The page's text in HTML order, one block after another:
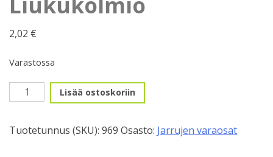
2,02 €
Varastossa
Liukukolmio
määrä
Lisää ostoskoriin
Tuotetunnus (SKU): 969 Osasto: Jarrujen varaosat